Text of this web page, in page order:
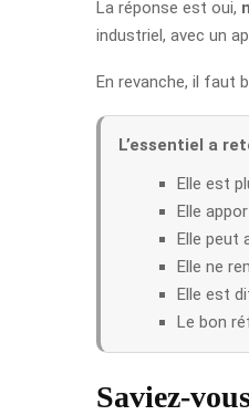
La réponse est oui,
industriel, avec un
En revanche, il faut
L’essentiel a
Elle est
Elle
Elle peut
Elle ne
Elle est
Le bon
Saviez-